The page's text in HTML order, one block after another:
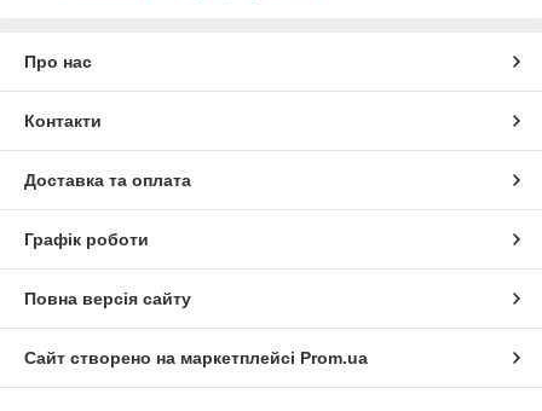
Про нас
Контакти
Доставка та оплата
Графік роботи
Повна версія сайту
Сайт створено на маркетплейсі Prom.ua